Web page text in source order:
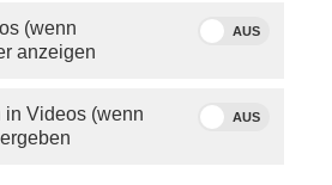
(wenn
anzeigen
AUS
Videos (wenn
AUS